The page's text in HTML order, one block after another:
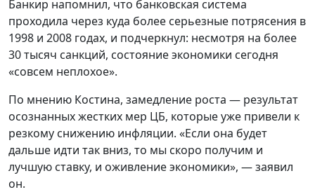
Банкир напомнил, что банковская система
проходила через куда более серьезные потрясения в
1998 и 2008 годах, и подчеркнул: несмотря на более
30 тысяч санкций, состояние экономики сегодня
«совсем неплохое».
По мнению Костина, замедление роста — результат
осознанных жестких мер ЦБ, которые уже привели к
резкому снижению инфляции. «Если она будет
дальше идти так вниз, то мы скоро получим и
лучшую ставку, и оживление экономики», — заявил
он.